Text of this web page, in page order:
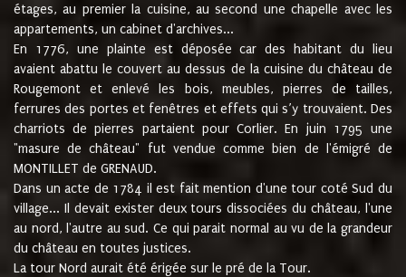
étages, au premier la cuisine, au second une chapelle avec les
appartements, un cabinet d'archives...
En 1776, une plainte est déposée car des habitant du lieu
avaient abattu le couvert au dessus de la cuisine du château de
Rougemont et enlevé les bois, meubles, pierres de tailles,
ferrures des portes et fenêtres et effets qui s’y trouvaient. Des
charriots de pierres partaient pour Corlier. En juin 1795 une
"masure de château" fut vendue comme bien de l'émigré de
MONTILLET de GRENAUD.
Dans un acte de 1784 il est fait mention d'une tour coté Sud du
village... Il devait exister deux tours dissociées du château, l'une
au nord, l'autre au sud. Ce qui parait normal au vu de la grandeur
du château en toutes justices.
La tour Nord aurait été érigée sur le pré de la Tour.